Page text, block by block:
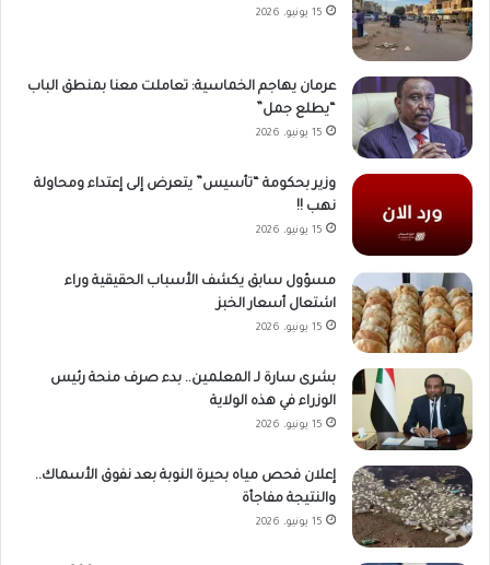
15 يونيو، 2026
عرمان يهاجم الخماسية: تعاملت معنا بمنطق الباب
“يطلع جمل”
15 يونيو، 2026
وزير بحكومة “تأسيس” يتعرض إلى إعتداء ومحاولة
نهب !!
15 يونيو، 2026
مسؤول سابق يكشف الأسباب الحقيقية وراء
اشتعال أسعار الخبز
15 يونيو، 2026
بشرى سارة لـ المعلمين.. بدء صرف منحة رئيس
الوزراء في هذه الولاية
15 يونيو، 2026
إعلان فحص مياه بحيرة النوبة بعد نفوق الأسماك..
والنتيجة مفاجأة
15 يونيو، 2026